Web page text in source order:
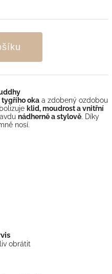
tygřího oka a zdobený ozdobou
klid, moudrost a vnitřní
nádherně a stylově. Díky
nosí.
obrátit